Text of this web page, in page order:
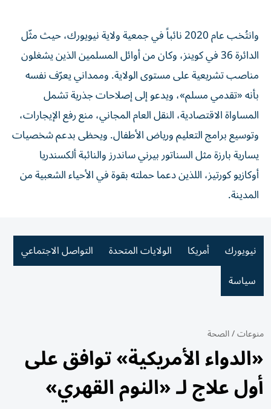
وانتُخب عام 2020 نائباً في جمعية ولاية نيويورك، حيث مثّل
الدائرة 36 في كوينز، وكان من أوائل المسلمين الذين يشغلون
مناصب تشريعية على مستوى الولاية. وممداني يعرّف نفسه
بأنه «تقدمي مسلم»، ويدعو إلى إصلاحات جذرية تشمل
المساواة الاقتصادية، النقل العام المجاني، منع رفع الإيجارات،
وتوسيع برامج التعليم ورياض الأطفال. ويحظى بدعم شخصيات
يسارية بارزة مثل السناتور بيرني ساندرز والنائبة ألكسندريا
أوكازيو كورتيز، اللذين دعما حملته بقوة في الأحياء الشعبية من
المدينة.
نيويورك أمريكا الولايات المتحدة
التواصل الاجتماعي
سياسة
منوعات/الصحة
«الدواء الأمريكية» توافق على
أول علاج لـ «النوم القهري»